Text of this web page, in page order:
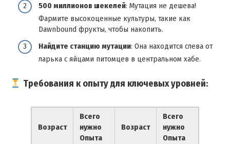
500 миллионов шекелей: Мутация не дешева!
Фармите высокоценные культуры, такие как
Dawnbound фрукты, чтобы накопить.
Найдите станцию мутации: Она находится слева от
ларька с яйцами питомцев в центральном хабе.
Требования к опыту для ключевых уровней:
Возраст
Всего
нужно
Опыта
Возраст
Всего
нужно
Опыта